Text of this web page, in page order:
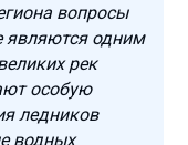
вопросы
являются одним
рек
особую
ледников
водных